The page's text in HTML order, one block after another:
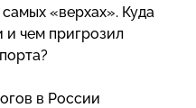
«верхах». Куда
и чем пригрозил
в России